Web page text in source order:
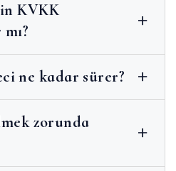
KVKK
ne kadar sürer?
zorunda